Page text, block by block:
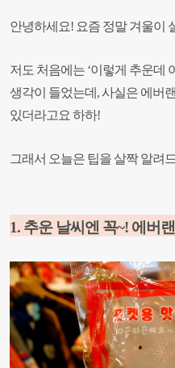
안녕하세요! 요즘 정말 겨울이
저도 처음에는 ‘이렇게 추운데
생각이 들었는데, 사실은 에버
있더라고요 하하!
그래서 오늘은 팁을 살짝 알려
1. 추운 날씨엔 꼭~! 에버